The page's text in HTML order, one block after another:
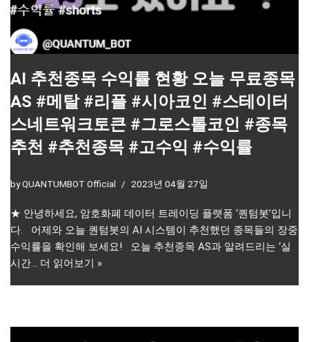
AI 추천종목 수익률 현황 오늘 무료종목
AS #메탈 #리플 #시아코인 #스테이터
스네트워크토큰 #그로스톨코인 #종목
추천 #추천종목 #고수익 #수익률
byQUANTUMBOT Official 2023년 04월 27일
★ 안녕하세요, 암호화폐 데이터 트레이딩 플랫폼 ‘퀀텀봇’입니
다. 어제와 오늘 퀀텀봇의 AI 시스템이 추천했던 종목들의 장중
수익률을 확인해 보세요! 오늘 추천종목 AS과 알려드리는 ‘실
시간… 더 읽어보기 »